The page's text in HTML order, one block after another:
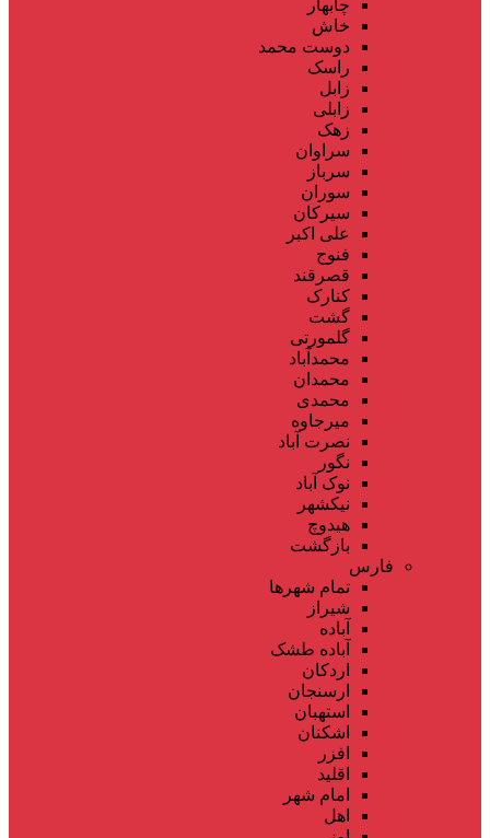
چابهار
خاش
دوست محمد
راسک
زابل
زابلی
زهک
سراوان
سرباز
سوران
سیرکان
علی اکبر
فنوج
قصرقند
کنارک
گشت
گلمورتی
محمدآباد
محمدان
محمدی
میرجاوه
نصرت آباد
نگور
نوک آباد
نیکشهر
هیدوچ
بازگشت
فارس
تمام شهر‌ها
شیراز
آباده
آباده طشک
اردکان
ارسنجان
استهبان
اشکنان
افزر
اقلید
امام شهر
اهل